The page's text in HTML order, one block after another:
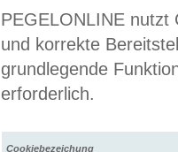
PEGELONLINE nutzt
und korrekte
grundlegende
erforderlich.
Cookiebezeichung